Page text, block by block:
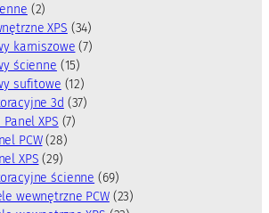
22
p
r
o
d
u
k
t
y
XPS 343
4
t
y
karniszowe 77
t
ó
ścienne 151
5
p
u
k
sufitowe 121
2
d
u
3d 373
o
d
Panel XPS 77
o
d
PCW 282
8
p
r
XPS 292
9
p
ścienne 696
9
wewnętrzne PCW 232